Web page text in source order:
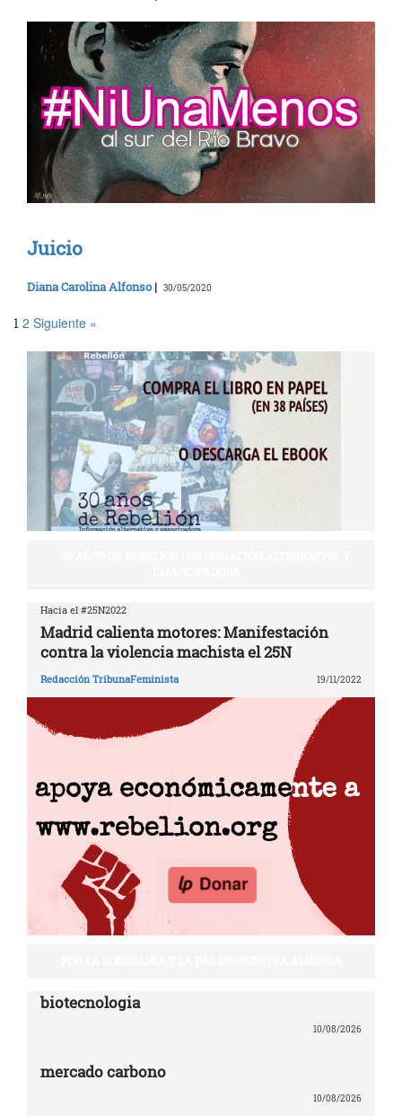
Juicio
Diana Carolina Alfonso| 30/05/2020
1 2 Siguiente »
Hacia el #25N2022
Madrid calienta motores: Manifestación
contra la violencia machista el 25N
Redacción TribunaFeminista 19/11/2022
biotecnologia
10/08/2026
mercado carbono
10/08/2026